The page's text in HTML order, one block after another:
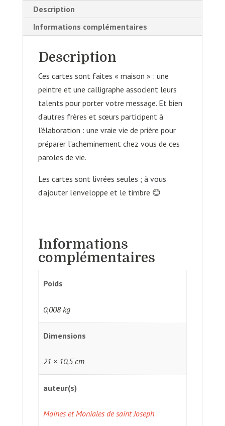
Description
Informations complémentaires
Description
Ces cartes sont faites « maison » : une
peintre et une calligraphe associent leurs
talents pour porter votre message. Et bien
d’autres frères et sœurs participent à
l’élaboration : une vraie vie de prière pour
préparer l’acheminement chez vous de ces
paroles de vie.
Les cartes sont livrées seules ; à vous
d’ajouter l’enveloppe et le timbre 😊
Informations
complémentaires
Poids
0,008 kg
Dimensions
21 × 10,5 cm
auteur(s)
Moines et Moniales de saint Joseph